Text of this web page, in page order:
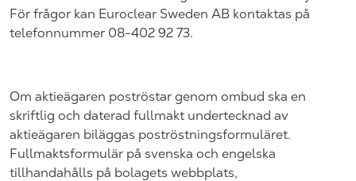
För frågor kan Euroclear Sweden AB kontaktas på
telefonnummer 08-402 92 73.
Om aktieägaren poströstar genom ombud ska en
skriftlig och daterad fullmakt undertecknad av
aktieägaren biläggas poströstningsformuläret.
Fullmaktsformulär på svenska och engelska
tillhandahålls på bolagets webbplats,